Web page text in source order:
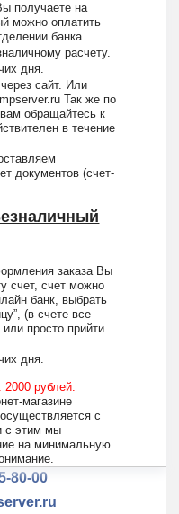
получаете на
можно оплатить
банка.
расчету.
дня.
сайт. Или
Так же по
обращайтесь к
в течение
документов (счет-
заказа Вы
счет, счет можно
банк, выбрать
(в счете все
просто прийти
дня.
рублей.
магазине
с
с этим мы
на минимальную
13-47
80-00